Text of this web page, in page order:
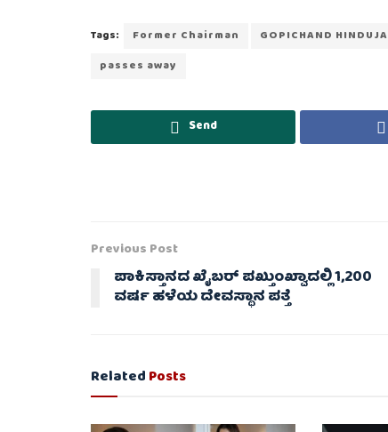
Tags: Former Chairman GOPICHAND HINDUJA
passes away
Send
Previous Post
ಪಾಕಿಸ್ತಾನದ ಖೈಬರ್ ಪಖ್ತುಂಖ್ವಾದಲ್ಲಿ 1,200
ವರ್ಷ ಹಳೆಯ ದೇವಸ್ಥಾನ ಪತ್ತೆ
RelatedPosts